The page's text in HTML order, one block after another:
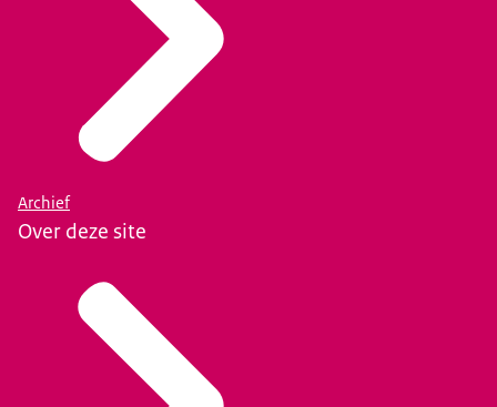
Archief
Over deze site